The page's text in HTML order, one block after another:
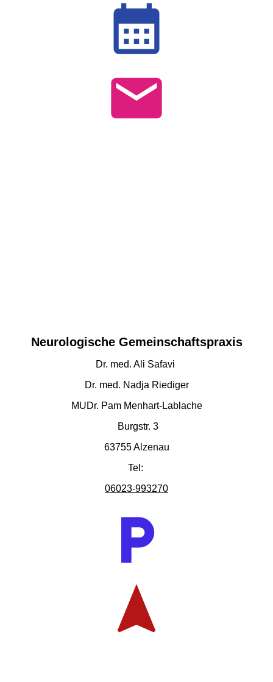
Neurologische Gemeinschaftspraxis
Dr. med. Ali Safavi
Dr. med. Nadja Riediger
MUDr. Pam Menhart-Lablache
Burgstr. 3
63755 Alzenau
Tel:
06023-993270